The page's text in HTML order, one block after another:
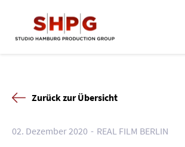
Zurück zur Übersicht
02. Dezember 2020 REAL FILM BERLIN